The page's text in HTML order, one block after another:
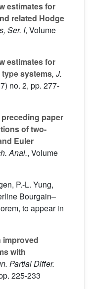
estimates for
related Hodge
Ser. I, Volume
estimates for
systems, J.
no. 2, pp. 277-
paper
of two-
Euler
Anal., Volume
P.-L. Yung,
Bourgain–
to appear in
improved
with
Partial Differ.
225-233